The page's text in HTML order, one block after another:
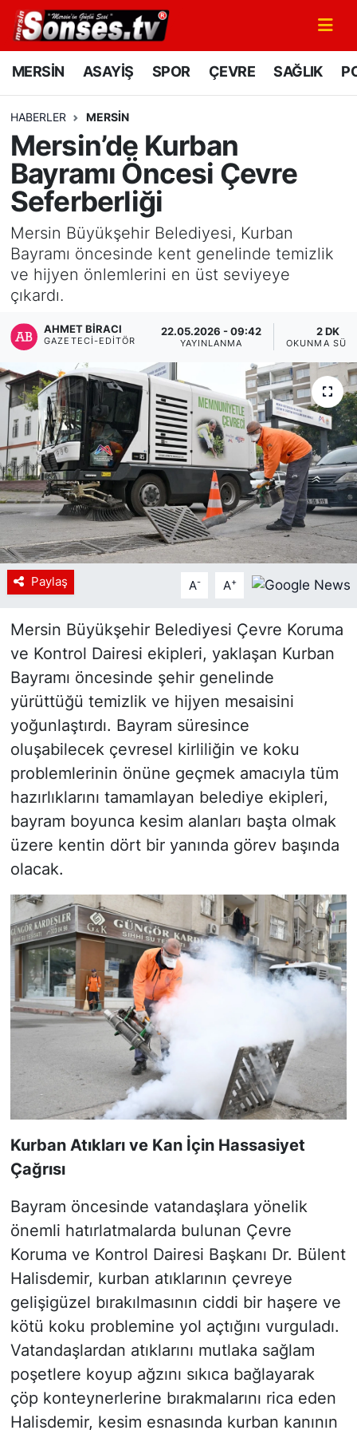
MERSİN ASAYİŞ SPOR ÇEVRE SAĞLIK
HABERLER MERSİN
Mersin’de Kurban
Bayramı Öncesi Çevre
Seferberliği
Mersin Büyükşehir Belediyesi, Kurban
Bayramı öncesinde kent genelinde temizlik
ve hijyen önlemlerini en üst seviyeye
çıkardı.
AHMET BIRACI
GAZETECI-EDITÖR
22.05.2026 - 09:42
YAYINLANMA
2 DK
OKUNMA
Paylaş A- A+
Mersin Büyükşehir Belediyesi Çevre Koruma
ve Kontrol Dairesi ekipleri, yaklaşan Kurban
Bayramı öncesinde şehir genelinde
yürüttüğü temizlik ve hijyen mesaisini
yoğunlaştırdı. Bayram süresince
oluşabilecek çevresel kirliliğin ve koku
problemlerinin önüne geçmek amacıyla tüm
hazırlıklarını tamamlayan belediye ekipleri,
bayram boyunca kesim alanları başta olmak
üzere kentin dört bir yanında görev başında
olacak.
Kurban Atıkları ve Kan İçin Hassasiyet
Çağrısı
Bayram öncesinde vatandaşlara yönelik
önemli hatırlatmalarda bulunan Çevre
Koruma ve Kontrol Dairesi Başkanı Dr. Bülent
Halisdemir, kurban atıklarının çevreye
gelişigüzel bırakılmasının ciddi bir haşere ve
kötü koku problemine yol açtığını vurguladı.
Vatandaşlardan atıklarını mutlaka sağlam
poşetlere koyup ağzını sıkıca bağlayarak
çöp konteynerlerine bırakmalarını rica eden
Halisdemir, kesim esnasında kurban kanının
MERSİN
SPOR
GÜNÜN MANŞETİ
DÜNYA
KÜLTÜR - SANAT
MAGAZİN
SAĞLIK
Siyaset
YEREL HABER
Haberde insan
Tanıtım
Mersin Nöbetçi Eczaneler
Mersin Namaz Vakitleri
Mersin Trafik Yoğunluk Haritası
Süper Lig Puan Durumu ve Fikstür
Tüm Manşetler
Son Dakika Haberleri
Haber Arşivi